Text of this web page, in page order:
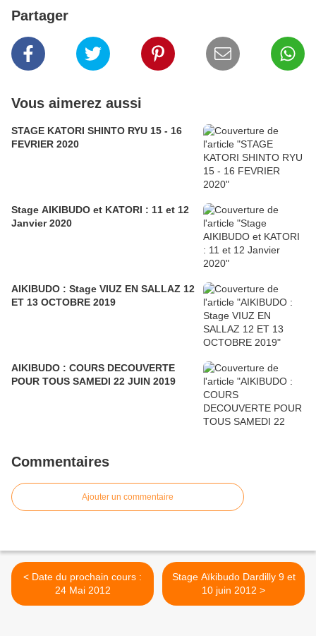
Partager
Vous aimerez aussi
STAGE KATORI SHINTO RYU 15 - 16
FEVRIER 2020
Stage AIKIBUDO et KATORI : 11 et 12
Janvier 2020
AIKIBUDO : Stage VIUZ EN SALLAZ 12
ET 13 OCTOBRE 2019
AIKIBUDO : COURS DECOUVERTE
POUR TOUS SAMEDI 22 JUIN 2019
Commentaires
Ajouter un commentaire
< Date du prochain cours :
24 Mai 2012
Stage Aïkibudo Dardilly 9 et
10 juin 2012 >